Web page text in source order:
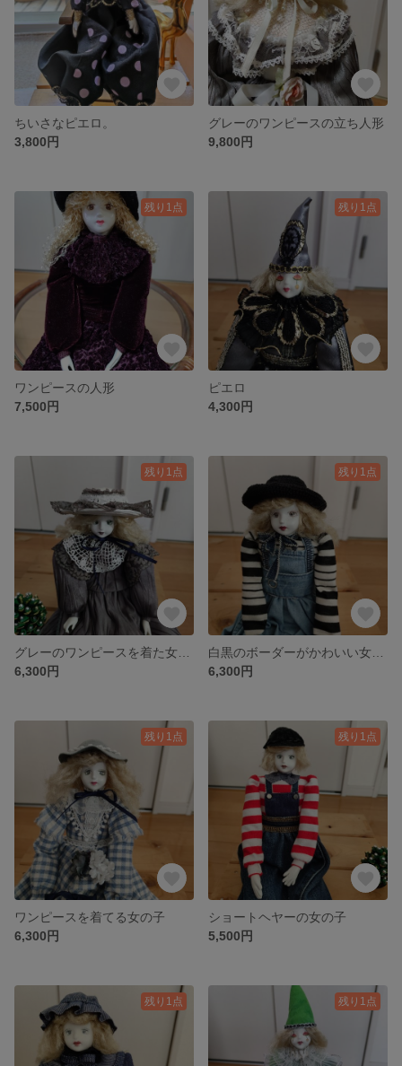
ちいさなピエロ。
3,800円
グレーのワンピースの立ち人形
9,800円
残り1点
ワンピースの人形
7,500円
残り1点
ピエロ
4,300円
残り1点
6,300円
残り1点
6,300円
残り1点
ワンピースを着てる女の子
6,300円
残り1点
ショートヘヤーの女の子
5,500円
残り1点 残り1点